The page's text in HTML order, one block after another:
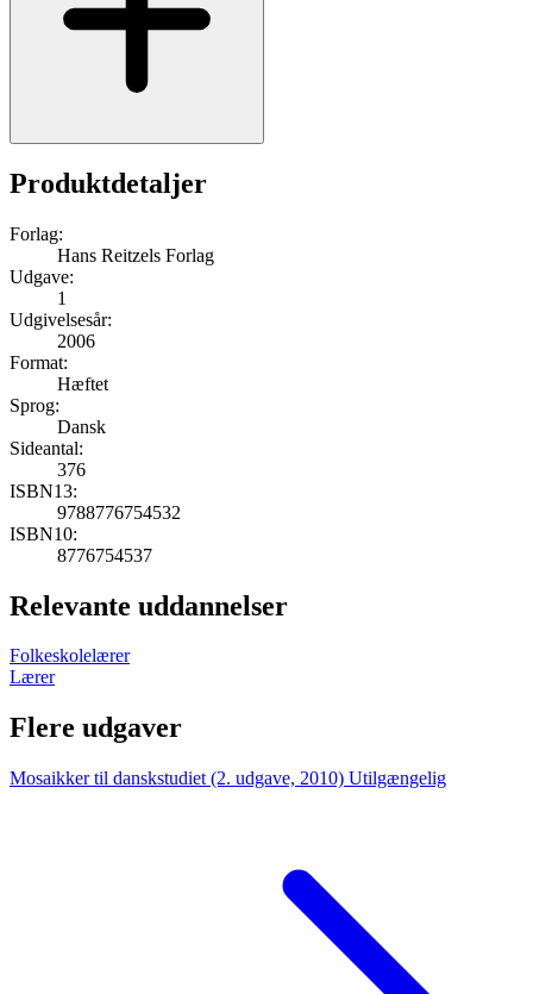
Produktdetaljer
Forlag:
Hans Reitzels Forlag
Udgave:
1
Udgivelsesår:
2006
Format:
Hæftet
Sprog:
Dansk
Sideantal:
376
ISBN13:
9788776754532
ISBN10:
8776754537
Relevante uddannelser
Folkeskolelærer
Lærer
Flere udgaver
Mosaikker til danskstudiet (2. udgave, 2010) Utilgængelig